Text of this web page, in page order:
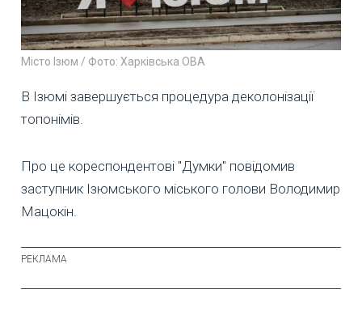
Місто Ізюм / Фото: Харківська ОВА
В Ізюмі завершується процедура деколонізації
топонімів.
Про це кореспондентові "Думки" повідомив
заступник Ізюмського міського голови Володимир
Мацокін.